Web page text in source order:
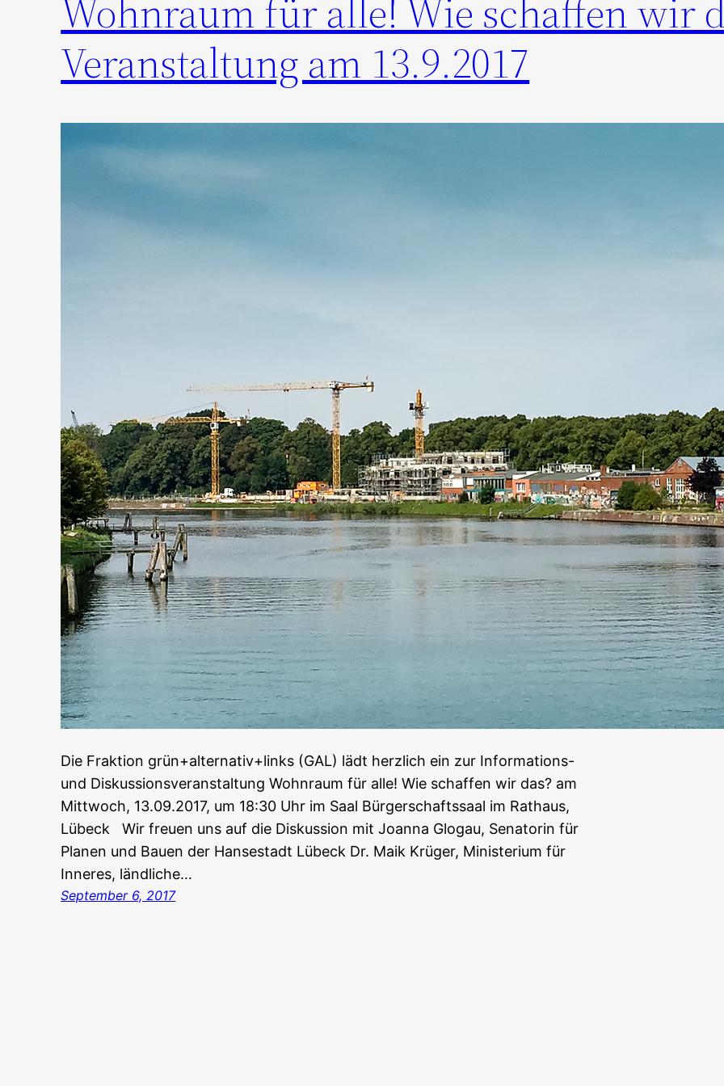
Wohnraum für alle! Wie schaffen wir
Veranstaltung am 13.9.2017
Die Fraktion grün+alternativ+links (GAL) lädt herzlich ein zur Informations-
und Diskussionsveranstaltung Wohnraum für alle! Wie schaffen wir das? am
Mittwoch, 13.09.2017, um 18:30 Uhr im Saal Bürgerschaftssaal im Rathaus,
Lübeck Wir freuen uns auf die Diskussion mit Joanna Glogau, Senatorin für
Planen und Bauen der Hansestadt Lübeck Dr. Maik Krüger, Ministerium für
Inneres, ländliche…
September 6, 2017